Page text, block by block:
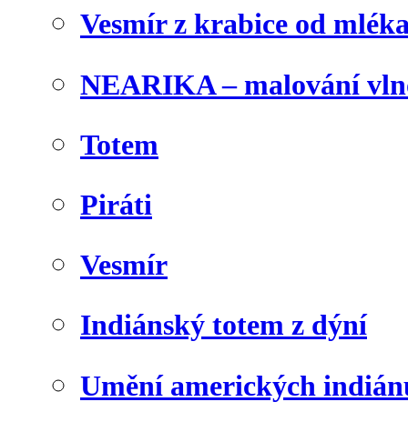
Vesmír z krabice od
NEARIKA – malování
Totem
Piráti
Vesmír
Indiánský totem z dýní
Umění amerických